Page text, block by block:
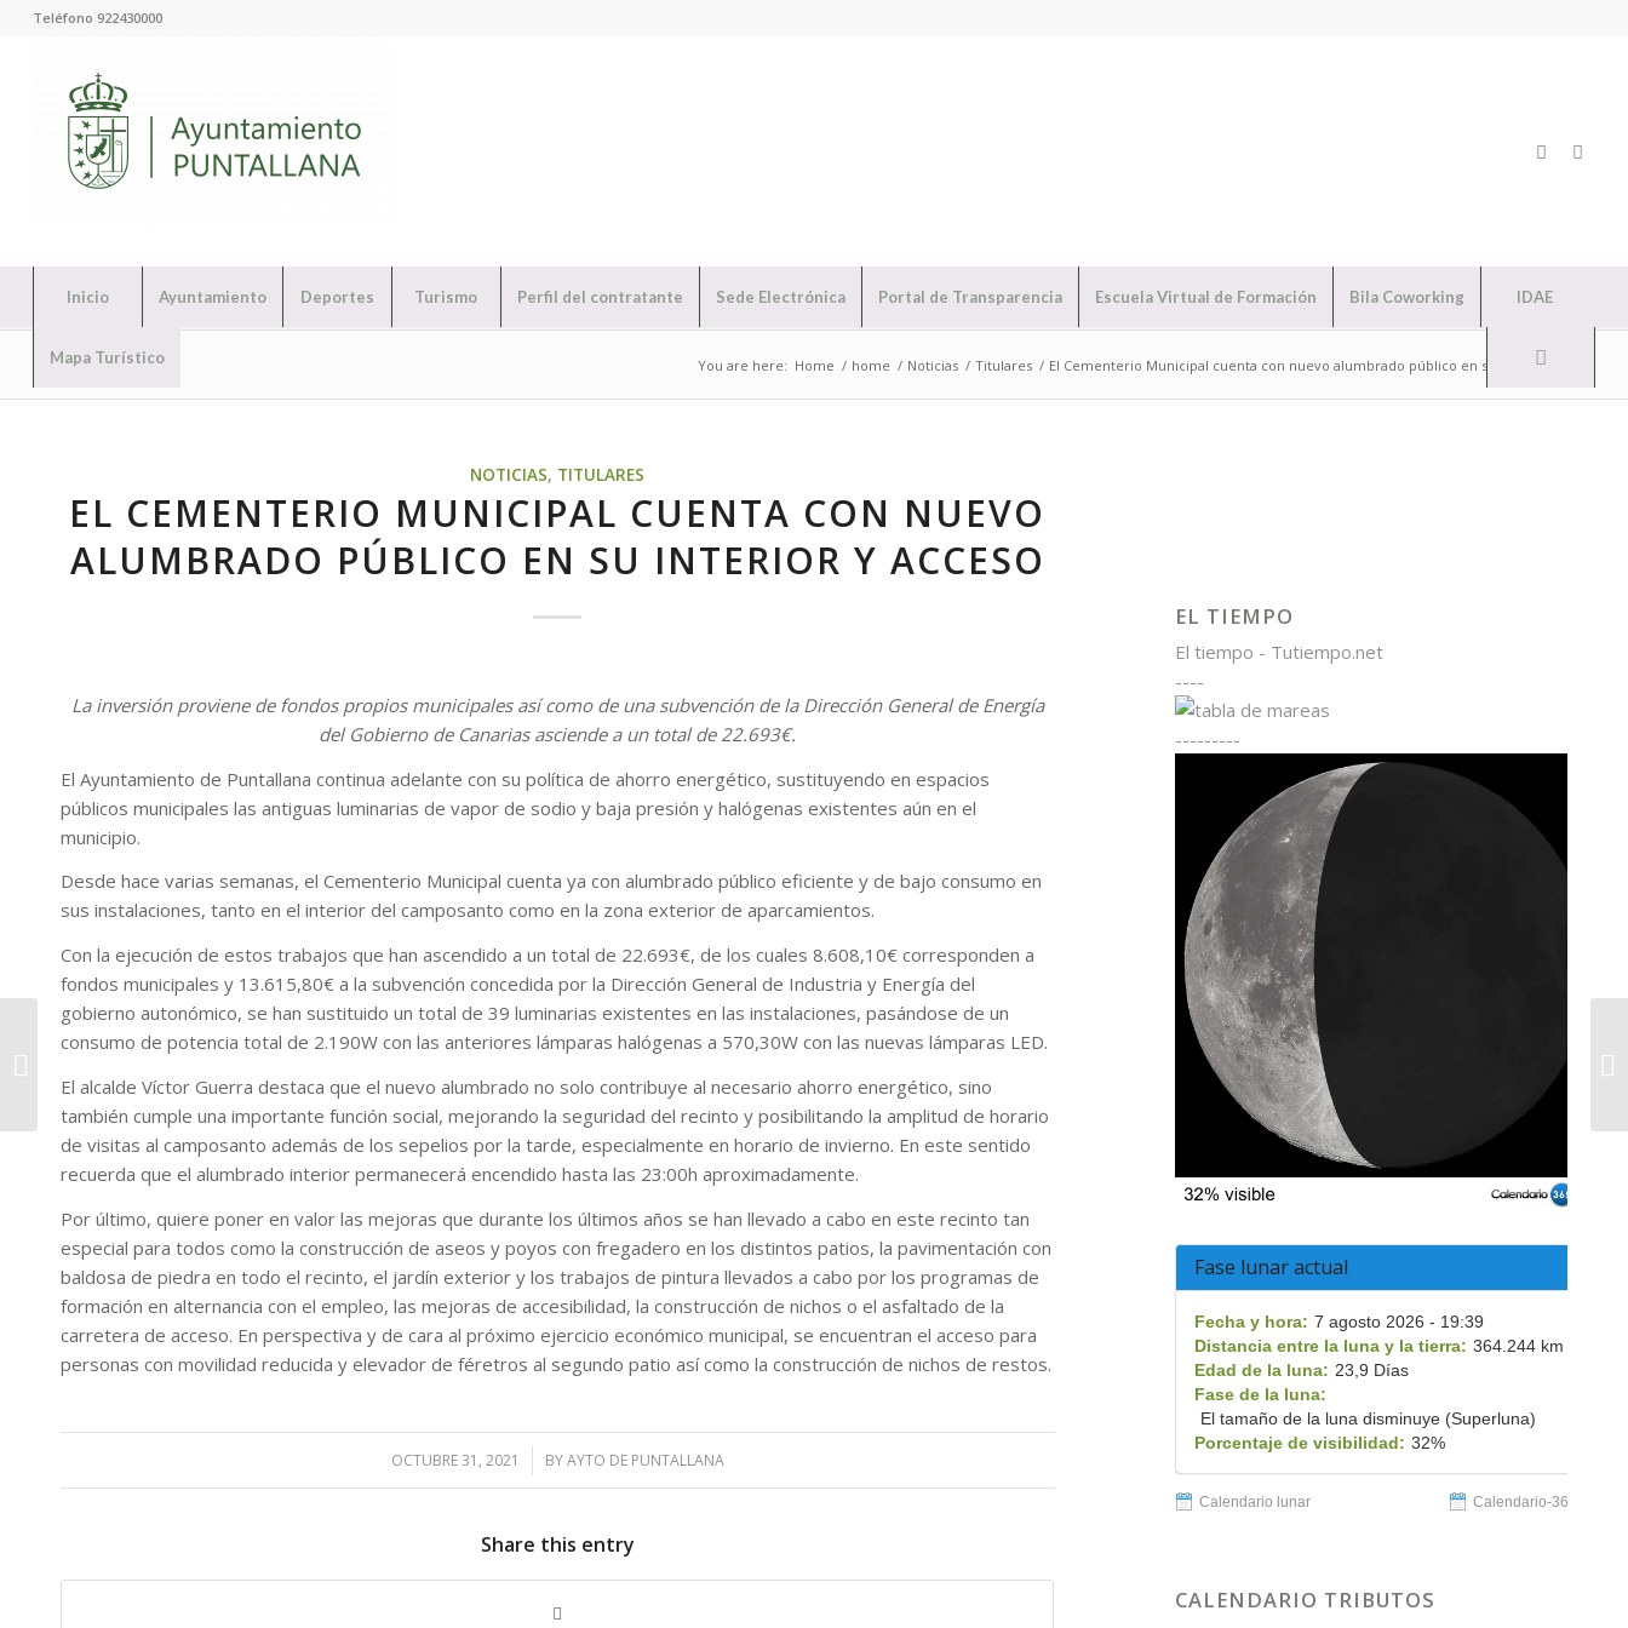
Teléfono 922430000
Inicio Ayuntamiento Deportes Turismo Perfil del contratante Sede Electrónica Portal de Transparencia Escuela Virtual de Formación Bila Coworking IDAE
Mapa Turístico You are here: Home / home / Noticias / Titulares / El Cementerio Municipal cuenta con nuevo alumbrado público en su interior ...
NOTICIAS, TITULARES
EL CEMENTERIO MUNICIPAL CUENTA CON NUEVO
ALUMBRADO PÚBLICO EN SU INTERIOR Y ACCESO
La inversión proviene de fondos propios municipales así como de una subvención de la Dirección General de Energía
del Gobierno de Canarias asciende a un total de 22.693€.
El Ayuntamiento de Puntallana continua adelante con su política de ahorro energético, sustituyendo en espacios
públicos municipales las antiguas luminarias de vapor de sodio y baja presión y halógenas existentes aún en el
municipio.
Desde hace varias semanas, el Cementerio Municipal cuenta ya con alumbrado público eficiente y de bajo consumo en
sus instalaciones, tanto en el interior del camposanto como en la zona exterior de aparcamientos.
Con la ejecución de estos trabajos que han ascendido a un total de 22.693€, de los cuales 8.608,10€ corresponden a
fondos municipales y 13.615,80€ a la subvención concedida por la Dirección General de Industria y Energía del
gobierno autonómico, se han sustituido un total de 39 luminarias existentes en las instalaciones, pasándose de un
consumo de potencia total de 2.190W con las anteriores lámparas halógenas a 570,30W con las nuevas lámparas LED.
El alcalde Víctor Guerra destaca que el nuevo alumbrado no solo contribuye al necesario ahorro energético, sino
también cumple una importante función social, mejorando la seguridad del recinto y posibilitando la amplitud de horario
de visitas al camposanto además de los sepelios por la tarde, especialmente en horario de invierno. En este sentido
recuerda que el alumbrado interior permanecerá encendido hasta las 23:00h aproximadamente.
Por último, quiere poner en valor las mejoras que durante los últimos años se han llevado a cabo en este recinto tan
especial para todos como la construcción de aseos y poyos con fregadero en los distintos patios, la pavimentación con
baldosa de piedra en todo el recinto, el jardín exterior y los trabajos de pintura llevados a cabo por los programas de
formación en alternancia con el empleo, las mejoras de accesibilidad, la construcción de nichos o el asfaltado de la
carretera de acceso. En perspectiva y de cara al próximo ejercicio económico municipal, se encuentran el acceso para
personas con movilidad reducida y elevador de féretros al segundo patio así como la construcción de nichos de restos.
OCTUBRE 31, 2021
/ BYAYTO DE PUNTALLANA
Share this entry
EL TIEMPO
El tiempo - Tutiempo.net
----
---------
Fase lunar actual
Fecha y hora: 7 agosto 2026 - 19:39
Distancia entre la luna y la tierra: 364.244 km
Edad de la luna: 23,9 Días
Fase de la luna:
El tamaño de la luna disminuye (Superluna)
Porcentaje de visibilidad: 32%
Calendario lunar Calendario-365.es
CALENDARIO TRIBUTOS
Puntallana ultima el
proyecto para la
ejecución de la
avenida de acceso al...